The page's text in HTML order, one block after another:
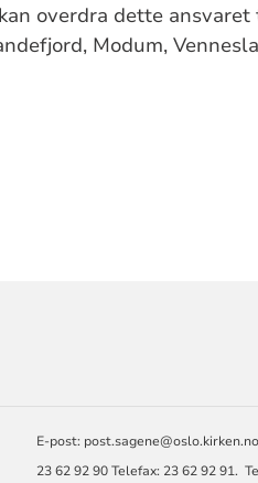
overdra dette
Modum,
E-post:
23 62 92 90 Telefax: 23 62 92 91.